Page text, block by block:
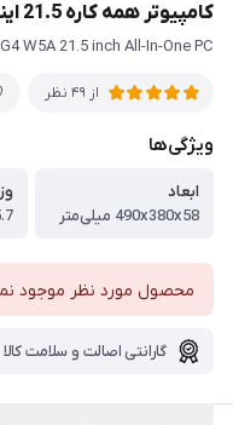
کامپیوتر همه کاره 21.5 اینچی اچ پی مدل HP 200 G4 - W5A
W5A 21.5 inch All-In-One PC
از 49 نظر
ویژگی‌ها
ابعاد
490x380x58 میلی‌متر
5.7
محصول مورد نظر موجود
گارانتی اصالت و سلامت کالا